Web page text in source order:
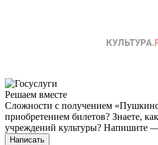
Решаем вместе
Сложности с получением
приобретением билетов? Знаете,
учреждений культуры? Напишите
Написать